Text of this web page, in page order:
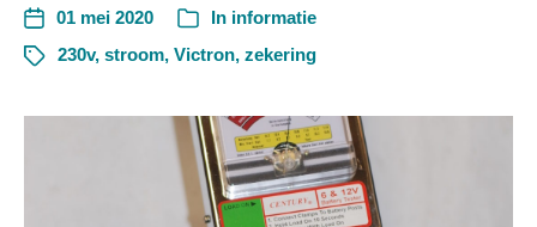
01 mei 2020 In informatie
230v, stroom, Victron, zekering